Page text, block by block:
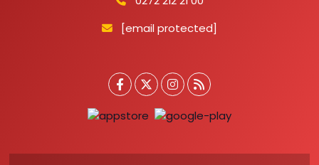
[email protected]